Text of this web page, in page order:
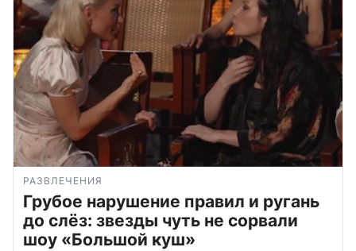
РАЗВЛЕЧЕНИЯ
Грубое нарушение правил и ругань
до слёз: звезды чуть не сорвали
шоу «Большой куш»